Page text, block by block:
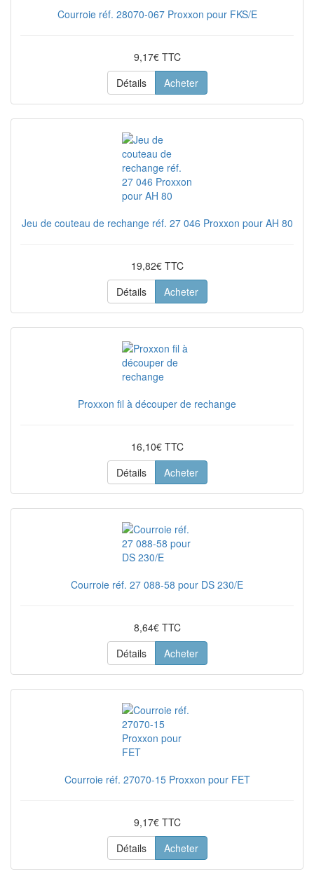
Courroie réf. 28070-067 Proxxon pour FKS/E
9,17€ TTC
Détails
Acheter
Jeu de couteau de rechange réf. 27 046 Proxxon pour AH 80
19,82€ TTC
Détails
Acheter
Proxxon fil à découper de rechange
16,10€ TTC
Détails
Acheter
Courroie réf. 27 088-58 pour DS 230/E
8,64€ TTC
Détails
Acheter
Courroie réf. 27070-15 Proxxon pour FET
9,17€ TTC
Détails
Acheter